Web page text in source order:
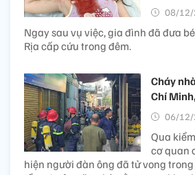
08/12/
Ngay sau vụ việc, gia đình đã đưa
Rịa cấp cứu trong đêm.
Cháy
Chí
06/12/
Qua
cơ quan
hiện người đàn ông đã tử vong